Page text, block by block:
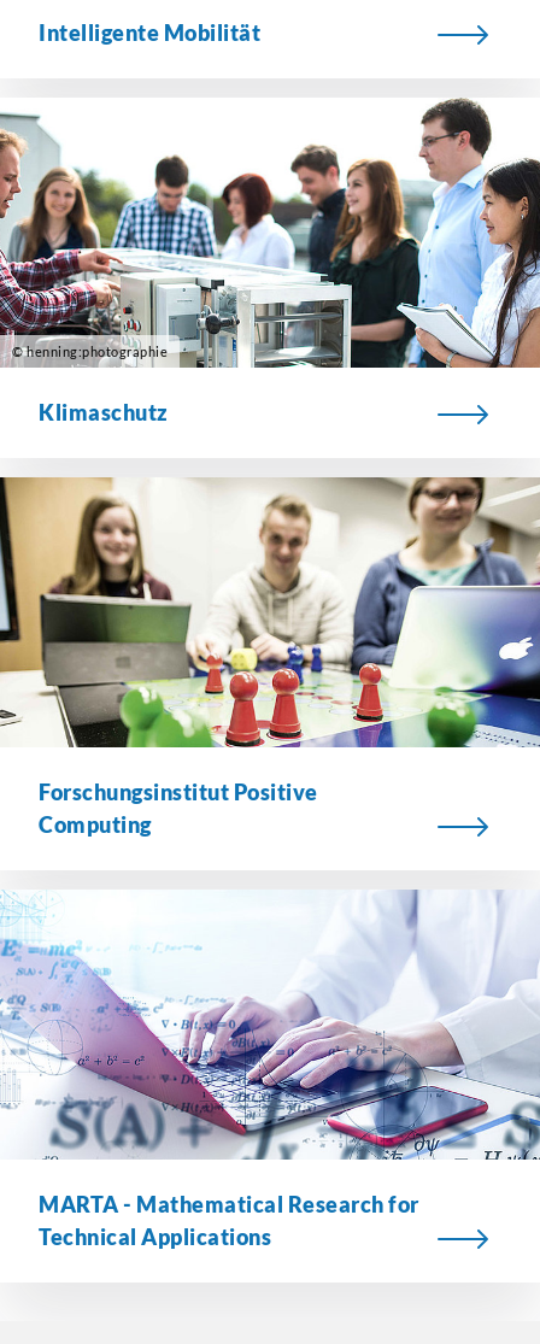
Intelligente Mobilität
© henning:photographie
Klimaschutz
Forschungsinstitut Positive
Computing
MARTA - Mathematical Research for
Technical Applications